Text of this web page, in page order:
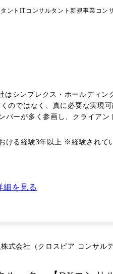
ント ITコンサルタント新規事業コン
はシンプレクス・ホールディ
ではなく、真に必要な実現可能な
バーが多く参画し、クライア
ールディングス株式会社に在籍し、Xspear Consulting株式会社に出
バーと、クライアントに価値
ァームStrategy部門出身者が融合し、
にアサインを決定しておりま
構想・計画策定 ・官公庁:自
プト)株式会社」と連携した先
ける経験3年以上 ※経験されて
細を見る
式会社（クロスピア コンサル